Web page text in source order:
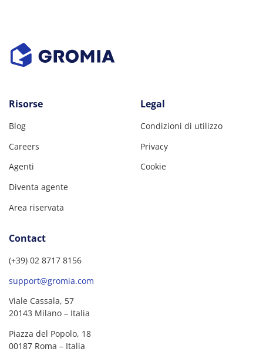
Risorse
Blog
Careers
Agenti
Diventa agente
Area riservata
Legal
Condizioni di utilizzo
Privacy
Cookie
Contact
(+39) 02 8717 8156
support@gromia.com
Viale Cassala, 57
20143 Milano – Italia
Piazza del Popolo, 18
00187 Roma – Italia